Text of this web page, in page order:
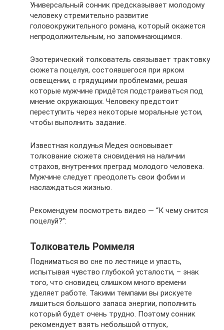
Универсальный сонник предсказывает молодому
человеку стремительно развитие
головокружительного романа, который окажется
непродолжительным, но запоминающимся.
Эзотерический толкователь связывает трактовку
сюжета поцелуя, состоявшегося при ярком
освещении, с грядущими проблемами, решая
которые мужчине придётся подстраиваться под
мнение окружающих. Человеку предстоит
переступить через некоторые моральные устои,
чтобы выполнить задание.
Известная колдунья Медея основывает
толкование сюжета сновидения на наличии
страхов, внутренних преград молодого человека.
Мужчине следует преодолеть свои фобии и
наслаждаться жизнью.
Рекомендуем посмотреть видео — “К чему снится
поцелуй?”:
Толкователь Роммеля
Подниматься во сне по лестнице и упасть,
испытывая чувство глубокой усталости, – знак
того, что сновидец слишком много времени
уделяет работе. Такими темпами вы рискуете
лишиться большого запаса энергии, пополнить
который будет очень трудно. Поэтому сонник
рекомендует взять небольшой отпуск,